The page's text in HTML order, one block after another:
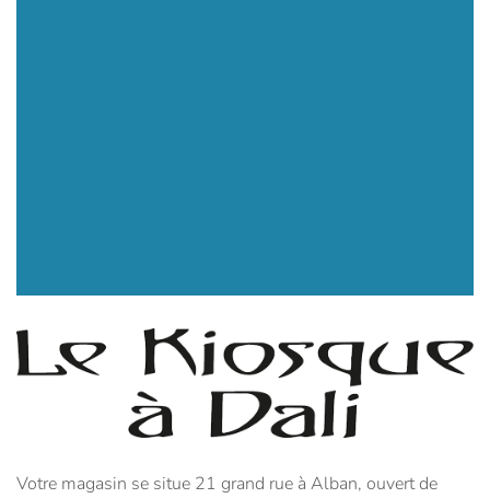
Votre magasin se situe 21 grand rue à Alban, ouvert de